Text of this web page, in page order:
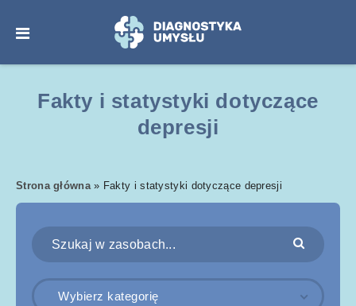
Fakty i statystyki dotyczące
depresji
Strona główna» Fakty i statystyki dotyczące depresji
Wybierz kategorię